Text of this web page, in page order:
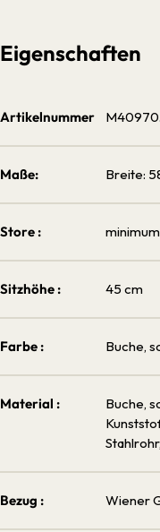
Eigenschaften
Artikelnummer
Maße: Breite:
Store :
Sitzhöhe : 45 cm
Farbe : Buche,
Material : Buche,
Bezug : Wiener